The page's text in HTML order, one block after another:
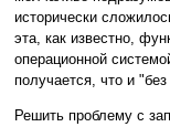
исторически
эта, как известно,
операционной
получается, что и
Решить проблему с